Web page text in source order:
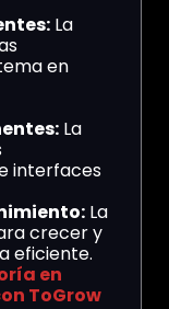
La
en
La
interfaces
La
crecer y
eficiente.
en
ToGrow